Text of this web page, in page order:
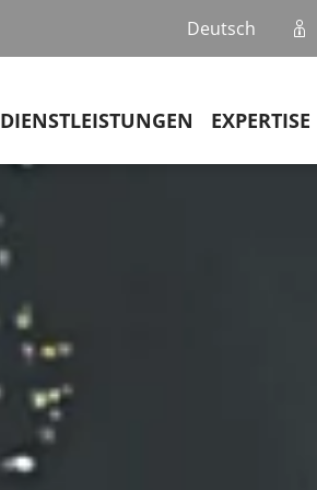
Deutsch
DIENSTLEISTUNGEN EXPERTISE